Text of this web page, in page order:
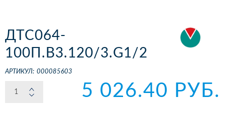
ДТС064-
100П.В3.120/3.G1/2
АРТИКУЛ: 000085603
5 026.40 РУБ.